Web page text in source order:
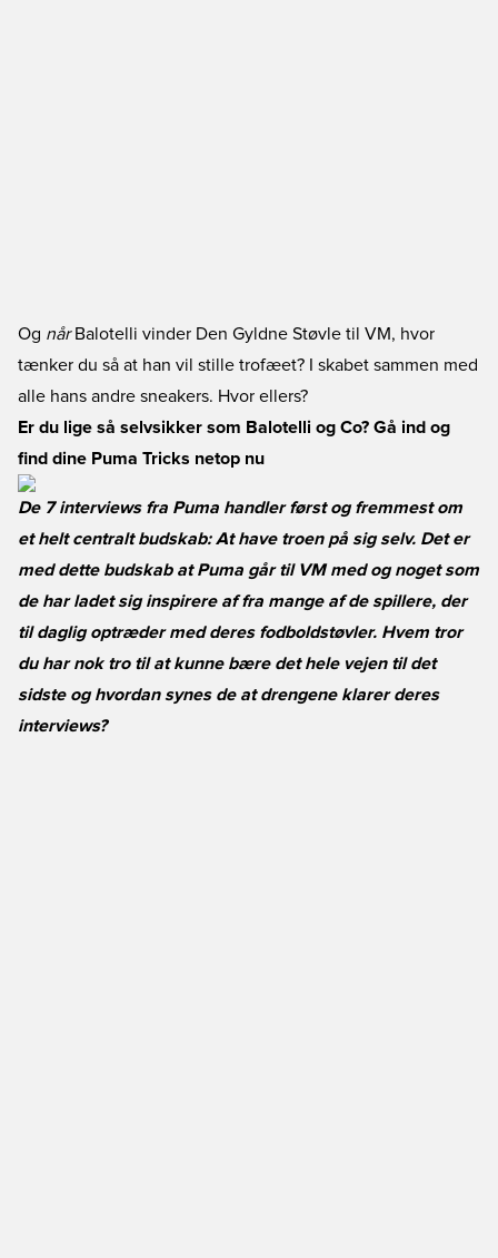
Og nårBalotelli vinder Den Gyldne Støvle til VM, hvor
tænker du så at han vil stille trofæet? I skabet sammen med
alle hans andre sneakers. Hvor ellers?
Er du lige så selvsikker som Balotelli og Co? Gå ind og
find dine Puma Tricks netop nu
De 7 interviews fra Puma handler først og fremmest om
et helt centralt budskab: At have troen på sig selv. Det er
med dette budskab at Puma går til VM med og noget som
de har ladet sig inspirere af fra mange af de spillere, der
til daglig optræder med deres fodboldstøvler. Hvem tror
du har nok tro til at kunne bære det hele vejen til det
sidste og hvordan synes de at drengene klarer deres
interviews?